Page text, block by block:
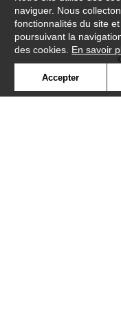
naviguer. Nous
fonctionnalités du site
poursuivant la
des cookies. En savoir
Accepter